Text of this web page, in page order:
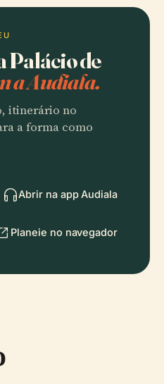
Palácio de
a Audiala.
itinerário no
a forma como
Abrir na app Audiala
Planeie no navegador